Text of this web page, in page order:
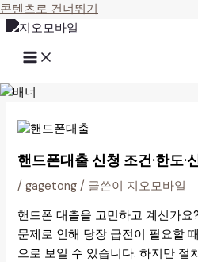
콘텐츠로 건너뛰기
핸드폰대출 신청 조건·한도·
/gagetong / 글쓴이 지오모바일
핸드폰 대출을 고민하고 계신가
문제로 인해 당장 급전이 필요할
으로 보일 수 있습니다. 하지만 절